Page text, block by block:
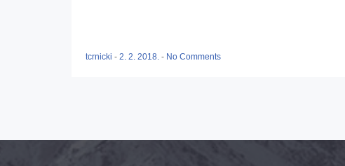
tcrnicki - 2. 2. 2018. - No Comments